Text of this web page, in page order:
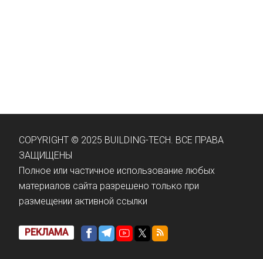
COPYRIGHT © 2025 BUILDING-TECH. ВСЕ ПРАВА
ЗАЩИЩЕНЫ
Полное или частичное использование любых
материалов сайта разрешено только при
размещении активной ссылки
РЕКЛАМА